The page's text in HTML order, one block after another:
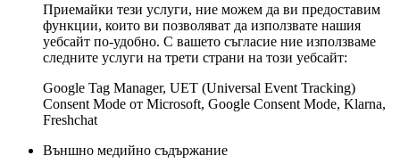
Приемайки тези услуги, ние можем да ви предоставим
функции, които ви позволяват да използвате нашия
уебсайт по-удобно. С вашето съгласие ние използваме
следните услуги на трети страни на този уебсайт:
Google Tag Manager, UET (Universal Event Tracking)
Consent Mode от Microsoft, Google Consent Mode, Klarna,
Freshchat
Външно медийно съдържание